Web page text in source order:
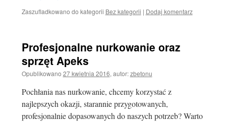
Zaszufladkowano do kategorii Bez kategorii | Dodaj komentarz
Profesjonalne nurkowanie oraz
sprzęt Apeks
Opublikowano 27 kwietnia 2016, autor: zbetonu
Pochłania nas nurkowanie, chcemy korzystać z
najlepszych okazji, starannie przygotowanych,
profesjonalnie dopasowanych do naszych potrzeb? Warto